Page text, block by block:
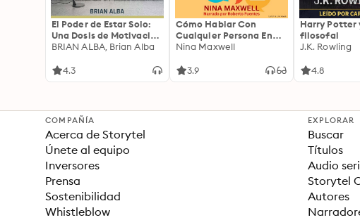
El Poder de Estar Solo:
Una Dosis de Motivación
Acompañada de Ideas
una Vida Mejor
BRIAN ALBA, Brian Alba
4.3
Cómo Hablar Con
Cualquier Persona En
Cualquier Lugar Y En
Nina Maxwell
3.9
Harry Potter
filosofal
J.K. Rowling
4.8
COMPAÑÍA
Acerca de Storytel
Únete al equipo
Inversores
Prensa
Sostenibilidad
Whistleblow
EXPLORAR
Buscar
Títulos
Audio
Storytel
Autores